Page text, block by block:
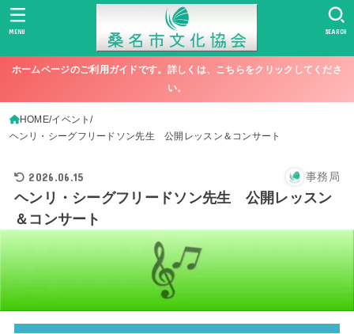
SEARCH
MENU
ホームページのご利用ガイドです。詳しくは、こちらをクリックしてくださ
い。
HOME イベント
ヘンリ・シーグフリードソン先生 公開レッスン＆コンサート
2026.06.15 事務局
ヘンリ・シーグフリードソン先生 公開レッスン
＆コンサート